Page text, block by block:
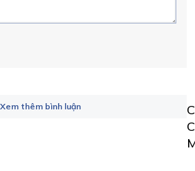
Xem thêm bình luận